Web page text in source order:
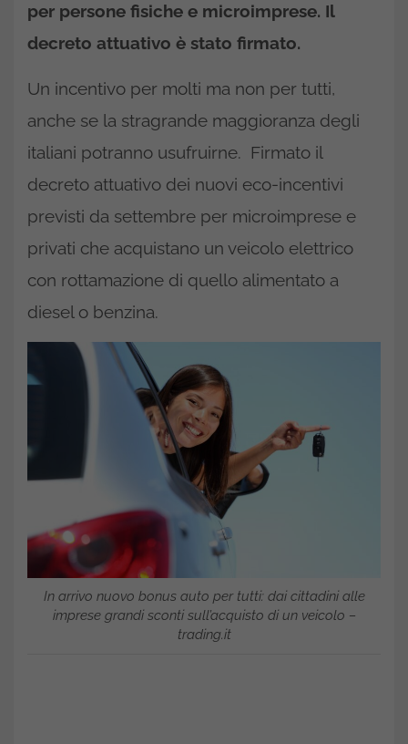
per persone fisiche e microimprese. Il
decreto attuativo è stato firmato.
Un incentivo per molti ma non per tutti,
anche se la stragrande maggioranza degli
italiani potranno usufruirne. Firmato il
decreto attuativo dei nuovi eco-incentivi
previsti da settembre per microimprese e
privati che acquistano un veicolo elettrico
con rottamazione di quello alimentato a
diesel o benzina.
In arrivo nuovo bonus auto per tutti: dai cittadini alle
imprese grandi sconti sull’acquisto di un veicolo –
trading.it